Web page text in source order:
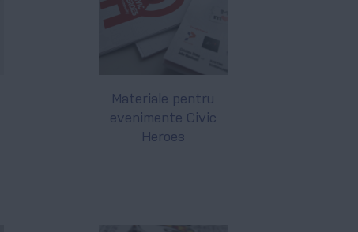
Materiale pentru
evenimente Civic
Heroes